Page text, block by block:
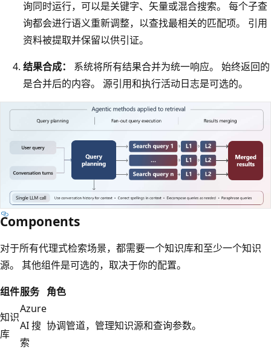
询同时运行，可以是关键字、矢量或混合搜索。 每个子查
询都会进行语义重新调整，以查找最相关的匹配项。 引用
资料被提取并保留以供引证。
结果合成：
系统将所有结果合并为统一响应。 始终返回的
是合并后的内容。 源引用和执行活动日志是可选的。
Components
对于所有代理式检索场景，都需要一个知识库和至少一个知识
源。 其他组件是可选的，取决于你的配置。
组件服务 角色
知识
库
Azure
AI 搜
索
协调管道，管理知识源和查询参数。